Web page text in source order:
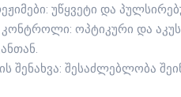
უწყვეტი და
კონტროლი: ოპტიკური და
შენახვა: შესაძლებლობა